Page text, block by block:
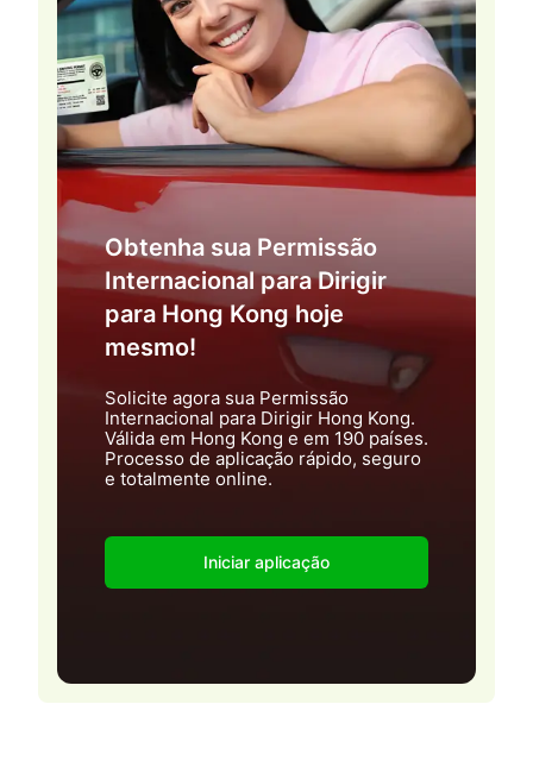
Obtenha sua Permissão
Internacional para Dirigir
para Hong Kong hoje
mesmo!
Solicite agora sua Permissão
Internacional para Dirigir Hong Kong.
Válida em Hong Kong e em 190 países.
Processo de aplicação rápido, seguro
e totalmente online.
Iniciar aplicação